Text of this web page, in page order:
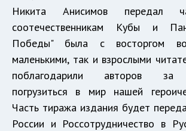
Никита Анисимов передал
соотечественникам Кубы и
Победы" была с восторгом
маленькими, так и взрослыми
поблагодарили авторов за
погрузиться в мир нашей
Часть тиража издания будет
России и Россотрудничество в